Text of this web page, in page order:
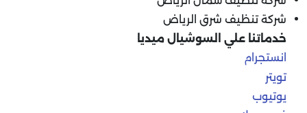
شركة تنظيف شرق الرياض
خدماتنا علي السوشيال ميديا
انستجرام
تويتر
يوتيوب